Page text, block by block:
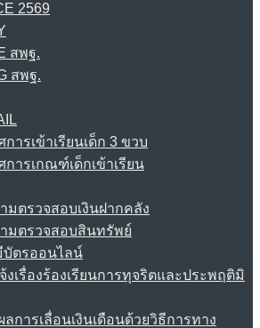
2569
สพฐ.
สพฐ.
การเข้าเรียนเด็ก 3 ขวบ
การเกณฑ์เด็กเข้าเรียน
มตรวจสอบเงินฝากคลัง
มตรวจสอบสินทรัพย์
ตรออนไลน์
งเรื่องร้องเรียนการทุจริตและประพฤติมิ
ลการเลื่อนเงินเดือนด้วยวิธีการทาง